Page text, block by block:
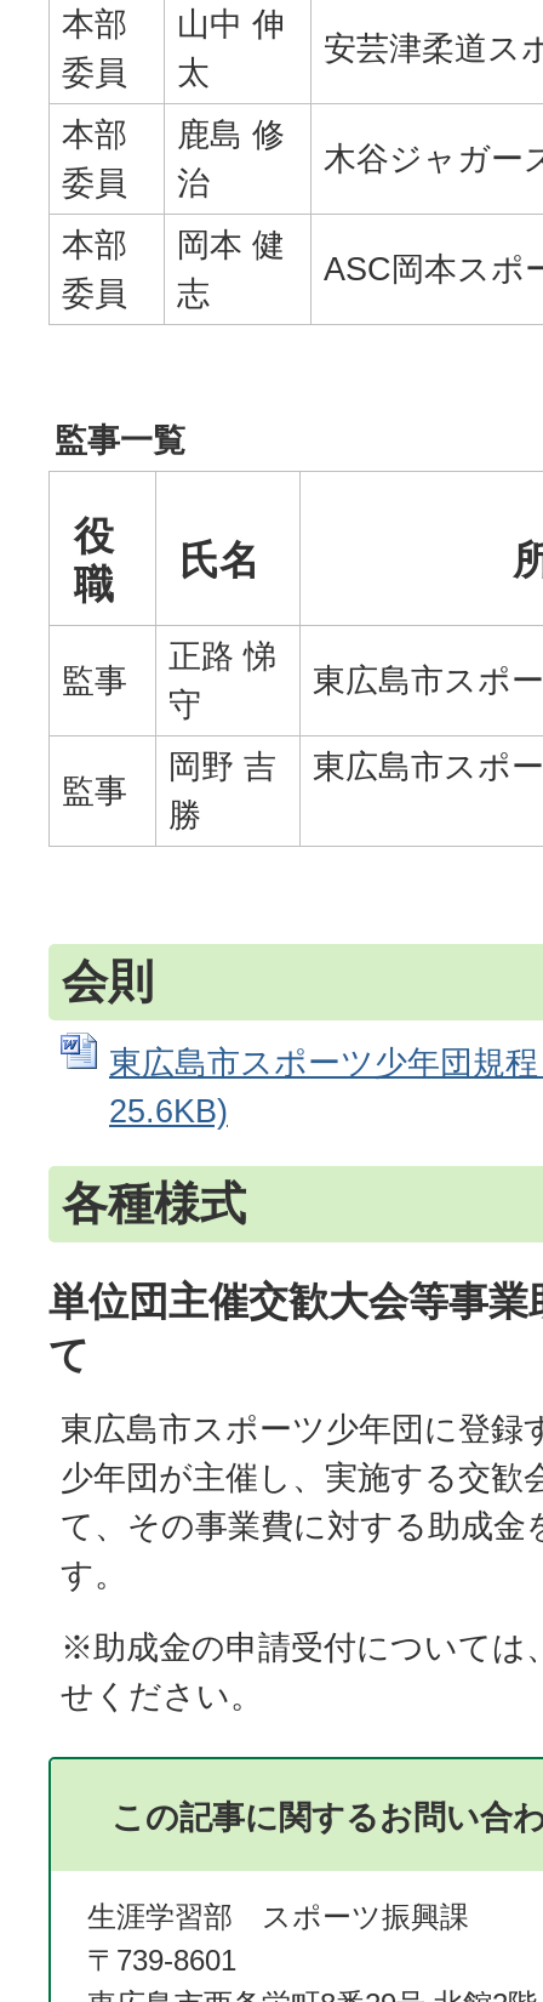
本部
委員
山中 伸
太
安芸津柔道ス
本部
委員
鹿島 修
治
木谷ジャガー
本部
委員
岡本 健
志
ASC岡本スポ
監事一覧
役
職
氏名
監事
正路 悌
守
東広島市スポ
監事
岡野 吉
勝
東広島市ス
会則
東広島市スポーツ少年団規
25.6KB)
各種様式
単位団主催交歓大会等事
て
東広島市スポーツ少年団に登録
少年団が主催し、実施する交歓
て、その事業費に対する助成金
す。
※助成金の申請受付については
せください。
この記事に関するお問い合
生涯学習部 スポーツ振興課
〒739-8601